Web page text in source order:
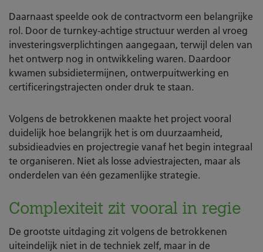
Daarnaast speelde ook de contractvorm een belangrijke
rol. Door de turnkey-achtige structuur werden al vroeg
investeringsverplichtingen aangegaan, terwijl delen van
het ontwerp nog in ontwikkeling waren. Daardoor
kwamen subsidietermijnen, ontwerpuitwerking en
certificeringstrajecten onder druk te staan.
Volgens de betrokkenen maakte het project vooral
duidelijk hoe belangrijk het is om duurzaamheid,
subsidieadvies en projectregie vanaf het begin integraal
te organiseren. Niet als losse adviestrajecten, maar als
onderdelen van één gezamenlijke strategie.
Complexiteit zit vooral in regie
De grootste uitdaging zit volgens de betrokkenen
uiteindelijk niet in de techniek zelf, maar in de